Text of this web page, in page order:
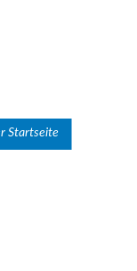
Startseite